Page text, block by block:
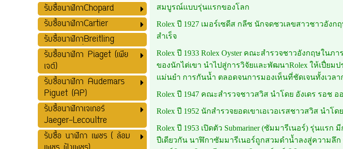
รับซื้อนาฬิกาChopard
รับซื้อนาฬิกาCartier
รับซื้อนาฬิกาฺฺBreitling
รับซื้อนาฬิกา Piaget (เพีย
เจต์)
รับซื้อนาฬิกา Audemars
Piguet (AP)
รับซื้อนาฬิกาเจเกอร์
Jaeger-Lecoultre
รับซื้อ นาฬิกา เพชร ( ล้อม
สมบูรณ์แบบรุ่นแรกของโลก
Rolex ปี 1927 เมอร์เซดีส กลีซ นักจดชวเลขสาวชาวอัง
สำเร็จ
Rolex ปี 1933 Rolex Oyster คณะสำรวจชาวอังกฤษในภ
ของนักไต่เขา นำไปสู่การวิจัยและพัฒนาRolex ให้เปื่ย
แม่นยำ การกันน้ำ ตลอดจนการมองเห็นที่ชัดเจนทั้งเวล
Rolex ปี 1947 คณะสำรวจชาวสวิส นำโดย อังเดร รอช
Rolex ปี 1952 นักสำรวจยอดเขาเอเวอเรสชาวสวิส นำโ
Rolex ปี 1953 เปิดตัว Submariner (ซัมมารีเนอร์) รุ่นแ
ปีเดียวกัน นาฬิกาซัมมารีเนอร์ถูกสวมดำน้ำลงสู่ความลึก